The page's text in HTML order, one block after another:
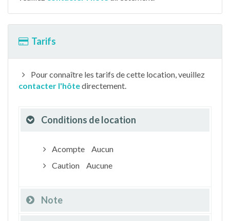
Tarifs
Pour connaître les tarifs de cette location, veuillez
contacter l'hôtedirectement.
Conditions de location
Acompte
Aucun
Caution
Aucune
Note